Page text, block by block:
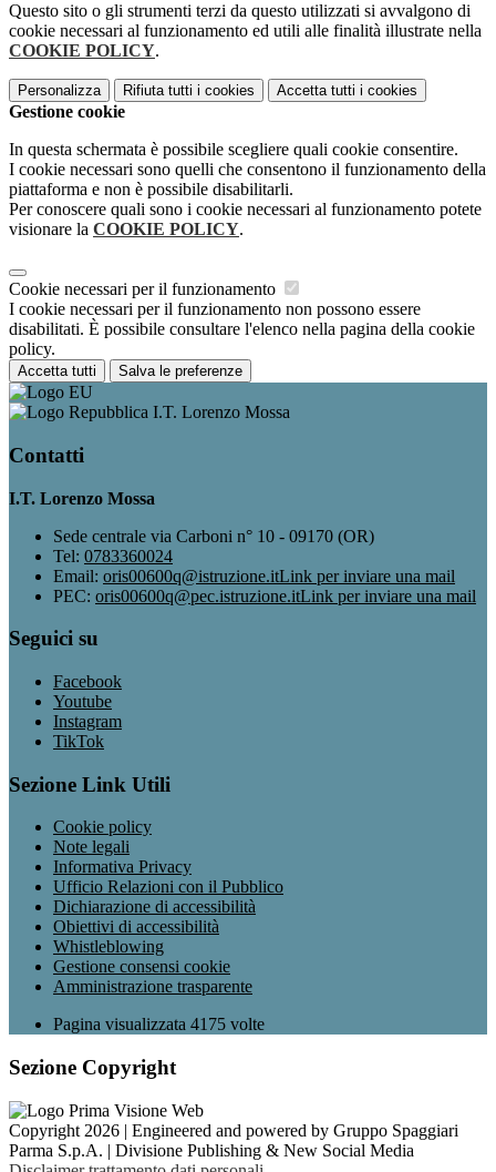
Questo sito o gli strumenti terzi da questo utilizzati si avvalgono di
cookie necessari al funzionamento ed utili alle finalità illustrate nella
COOKIE POLICY.
Personalizza Rifiuta tutti i cookies Accetta tutti i cookies
Gestione cookie
In questa schermata è possibile scegliere quali cookie consentire.
I cookie necessari sono quelli che consentono il funzionamento della
piattaforma e non è possibile disabilitarli.
Per conoscere quali sono i cookie necessari al funzionamento potete
visionare la COOKIE POLICY.
Cookie necessari per il funzionamento
I cookie necessari per il funzionamento non possono essere
disabilitati. È possibile consultare l'elenco nella pagina della cookie
policy.
Accetta tutti Salva le preferenze
I.T. Lorenzo Mossa
Contatti
I.T. Lorenzo Mossa
Sede centrale via Carboni n° 10 - 09170 (OR)
Tel: 0783360024
Email: oris00600q@istruzione.itLink per inviare una mail
PEC: oris00600q@pec.istruzione.itLink per inviare una mail
Seguici su
Facebook
Youtube
Instagram
TikTok
Sezione Link Utili
Cookie policy
Note legali
Informativa Privacy
Ufficio Relazioni con il Pubblico
Dichiarazione di accessibilità
Obiettivi di accessibilità
Whistleblowing
Gestione consensi cookie
Amministrazione trasparente
Pagina visualizzata 4175 volte
Sezione Copyright
Copyright 2026 | Engineered and powered by Gruppo Spaggiari
Parma S.p.A. | Divisione Publishing & New Social Media